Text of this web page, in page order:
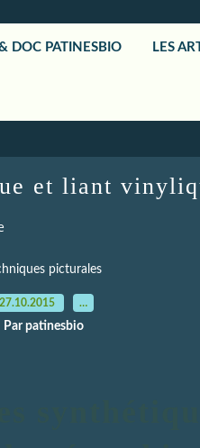
DOC PATINESBIO LES
et liant
picturales
27.10.2015 …
Par patinesbio